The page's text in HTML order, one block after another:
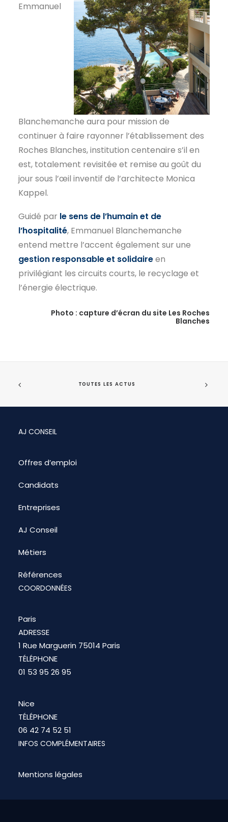
Emmanuel
Blanchemanche aura pour mission de
continuer à faire rayonner l’établissement des
Roches Blanches, institution centenaire s’il en
est, totalement revisitée et remise au goût du
jour sous l’œil inventif de l’architecte Monica
Kappel.
Guidé par le sens de l’humain et de
l’hospitalité, Emmanuel Blanchemanche
entend mettre l’accent également sur une
gestion responsable et solidaireen
privilégiant les circuits courts, le recyclage et
l’énergie électrique.
Photo : capture d’écran du site Les Roches
Blanches
TOUTES LES ACTUS
AJ CONSEIL
Offres d’emploi
Candidats
Entreprises
AJ Conseil
Métiers
Références
COORDONNÉES
Paris
ADRESSE
1 Rue Marguerin 75014 Paris
TÉLÉPHONE
01 53 95 26 95
Nice
TÉLÉPHONE
06 42 74 52 51
INFOS COMPLÉMENTAIRES
Mentions légales